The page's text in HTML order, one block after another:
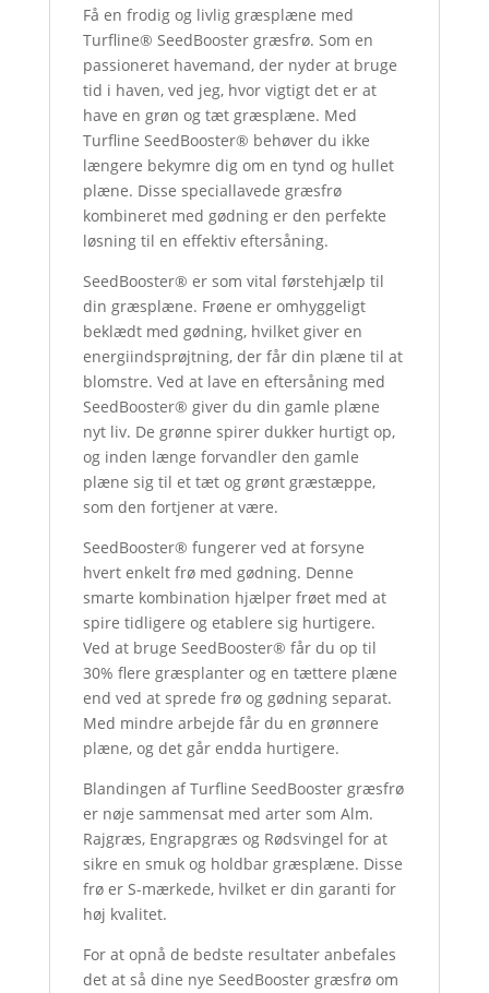
Få en frodig og livlig græsplæne med
Turfline® SeedBooster græsfrø. Som en
passioneret havemand, der nyder at bruge
tid i haven, ved jeg, hvor vigtigt det er at
have en grøn og tæt græsplæne. Med
Turfline SeedBooster® behøver du ikke
længere bekymre dig om en tynd og hullet
plæne. Disse speciallavede græsfrø
kombineret med gødning er den perfekte
løsning til en effektiv eftersåning.
SeedBooster® er som vital førstehjælp til
din græsplæne. Frøene er omhyggeligt
beklædt med gødning, hvilket giver en
energiindsprøjtning, der får din plæne til at
blomstre. Ved at lave en eftersåning med
SeedBooster® giver du din gamle plæne
nyt liv. De grønne spirer dukker hurtigt op,
og inden længe forvandler den gamle
plæne sig til et tæt og grønt græstæppe,
som den fortjener at være.
SeedBooster® fungerer ved at forsyne
hvert enkelt frø med gødning. Denne
smarte kombination hjælper frøet med at
spire tidligere og etablere sig hurtigere.
Ved at bruge SeedBooster® får du op til
30% flere græsplanter og en tættere plæne
end ved at sprede frø og gødning separat.
Med mindre arbejde får du en grønnere
plæne, og det går endda hurtigere.
Blandingen af Turfline SeedBooster græsfrø
er nøje sammensat med arter som Alm.
Rajgræs, Engrapgræs og Rødsvingel for at
sikre en smuk og holdbar græsplæne. Disse
frø er S-mærkede, hvilket er din garanti for
høj kvalitet.
For at opnå de bedste resultater anbefales
det at så dine nye SeedBooster græsfrø om